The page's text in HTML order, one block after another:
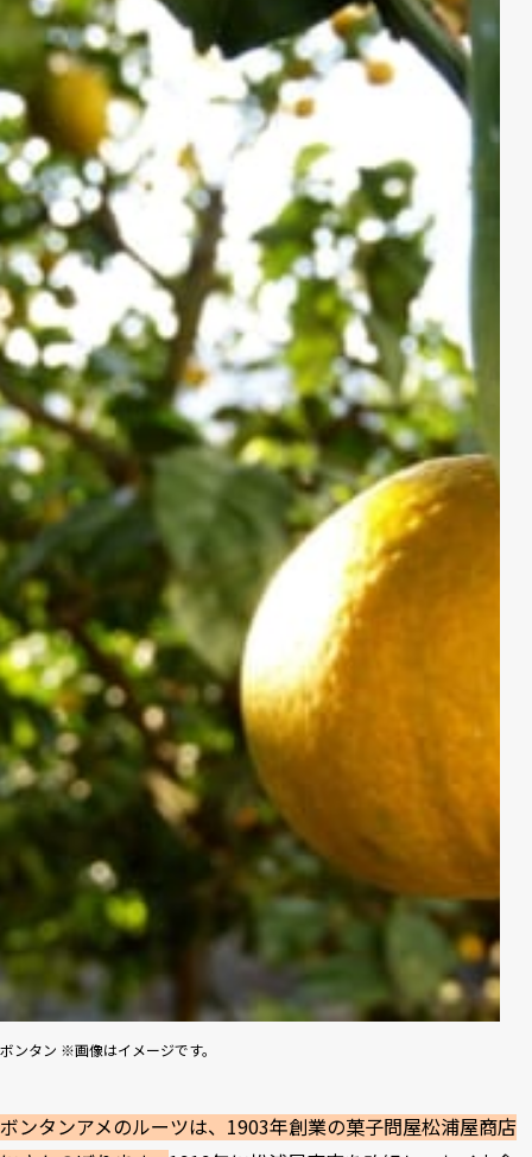
ボンタン ※画像はイメージです。
ボンタンアメのルーツは、1903年創業の菓子問屋松浦屋商店